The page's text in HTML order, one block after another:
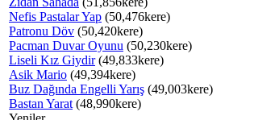
Nefis Pastalar Yap (50,476kere)
Patronu Döv (50,420kere)
Pacman Duvar Oyunu (50,230kere)
Liseli Kız Giydir(49,833kere)
Asik Mario (49,394kere)
Buz Dağında Engelli Yarış (49,003kere)
Bastan Yarat (48,990kere)